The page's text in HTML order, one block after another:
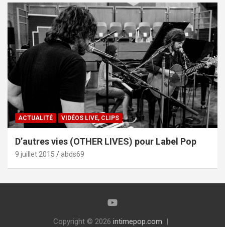
ACTUALITÉ VIDÉOS LIVE, CLIPS
D’autres vies (OTHER LIVES) pour Label Pop
9 juillet 2015 abds69
Copyright © 2026 intimepop.com